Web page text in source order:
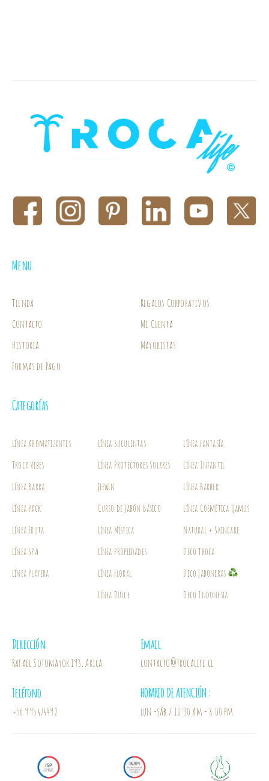
Menu
Tienda
Contacto
Historia
Formas de Pago
Regalos Corporativos
Mi Cuenta
Mayoristas
Categorías
Línea Aromatizantes
Troca Vibes
Línea Barra
Línea Pack
Línea Fruta
Línea SPA
Línea Playera
Línea Suculentas
Línea Protectores Solares
Jeewin
Curso de Jabón Básico
Línea Mística
Línea Propiedades
Línea Floral
Línea Dulce
Línea Fantasía
Línea Infantil
Línea Barber
Línea Cosmética Qamus
Natural + Skincare
Deco Troca
Deco Jaboneras
Deco Indonesia
Dirección
Rafael Sotomayor 193, Arica
Teléfono
+56 9 95474492
Email
contacto@trocalife.cl
HORARIO DE ATENCIÓN :
lun -sáb / 10:30 am - 8:00 pm